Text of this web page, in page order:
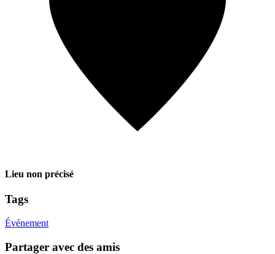
Lieu non précisé
Tags
Événement
Partager avec des amis